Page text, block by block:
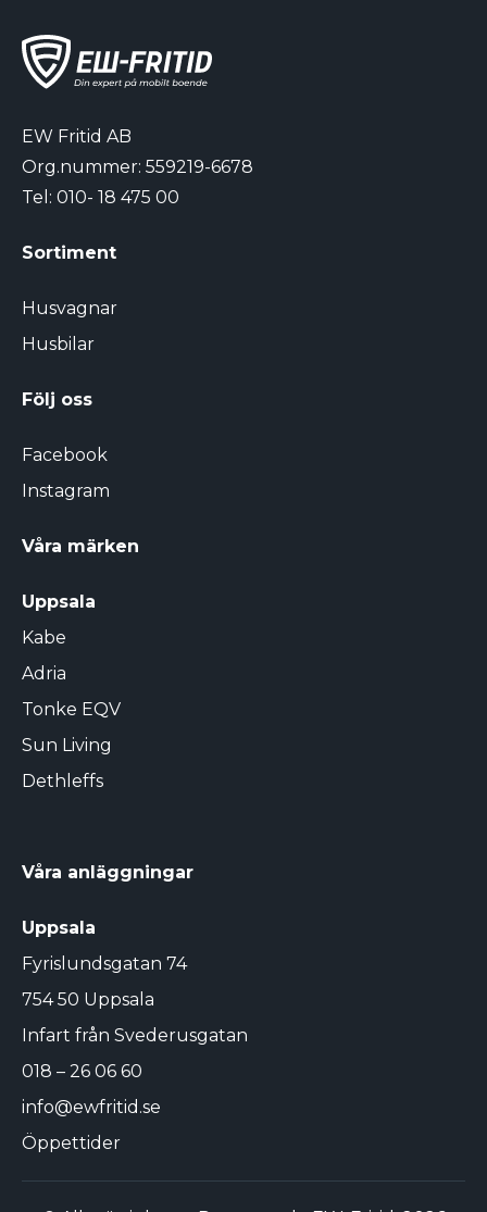
EW Fritid AB
Org.nummer: 559219-6678
Tel: 010- 18 475 00
Sortiment
Husvagnar
Husbilar
Följ oss
Facebook
Instagram
Våra märken
Uppsala
Kabe
Adria
Tonke EQV
Sun Living
Dethleffs
Våra anläggningar
Uppsala
Fyrislundsgatan 74
754 50 Uppsala
Infart från Svederusgatan
018 – 26 06 60
info@ewfritid.se
Öppettider